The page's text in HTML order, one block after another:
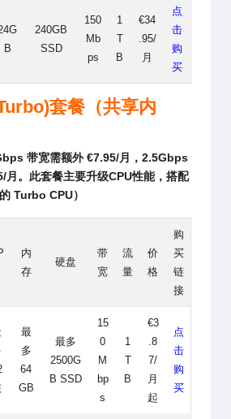
B
240GB
SSD
150
Mb
ps
1
T
B
€34
.95/
月
点
击
购
买
套餐 （共享内
带宽需额外 €7.95/月，2.5Gbps
月。此套餐主要升级CPU性能，搭配
Turbo CPU）
内
存
硬盘
带
宽
流
量
价
格
购
买
链
接
最
多
64
GB
最多
2500G
B SSD
15
0
M
bp
s
1
T
B
€3
.8
7/
月
起
点
击
购
买